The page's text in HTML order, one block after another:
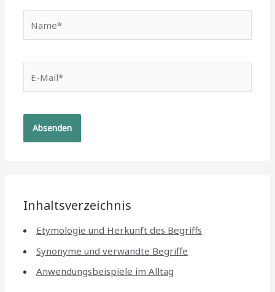
Mail*
Inhaltsverzeichnis
Etymologie und Herkunft des Begriffs
Synonyme und verwandte Begriffe
Anwendungsbeispiele im Alltag